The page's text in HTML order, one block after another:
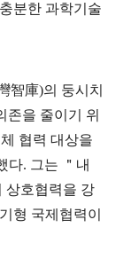
분한 과학기술
智庫)의 둥시치
존을 줄이기 위
협력 대상을
다. 그는 ＂ 내
상호협력을 강
형 국제협력이